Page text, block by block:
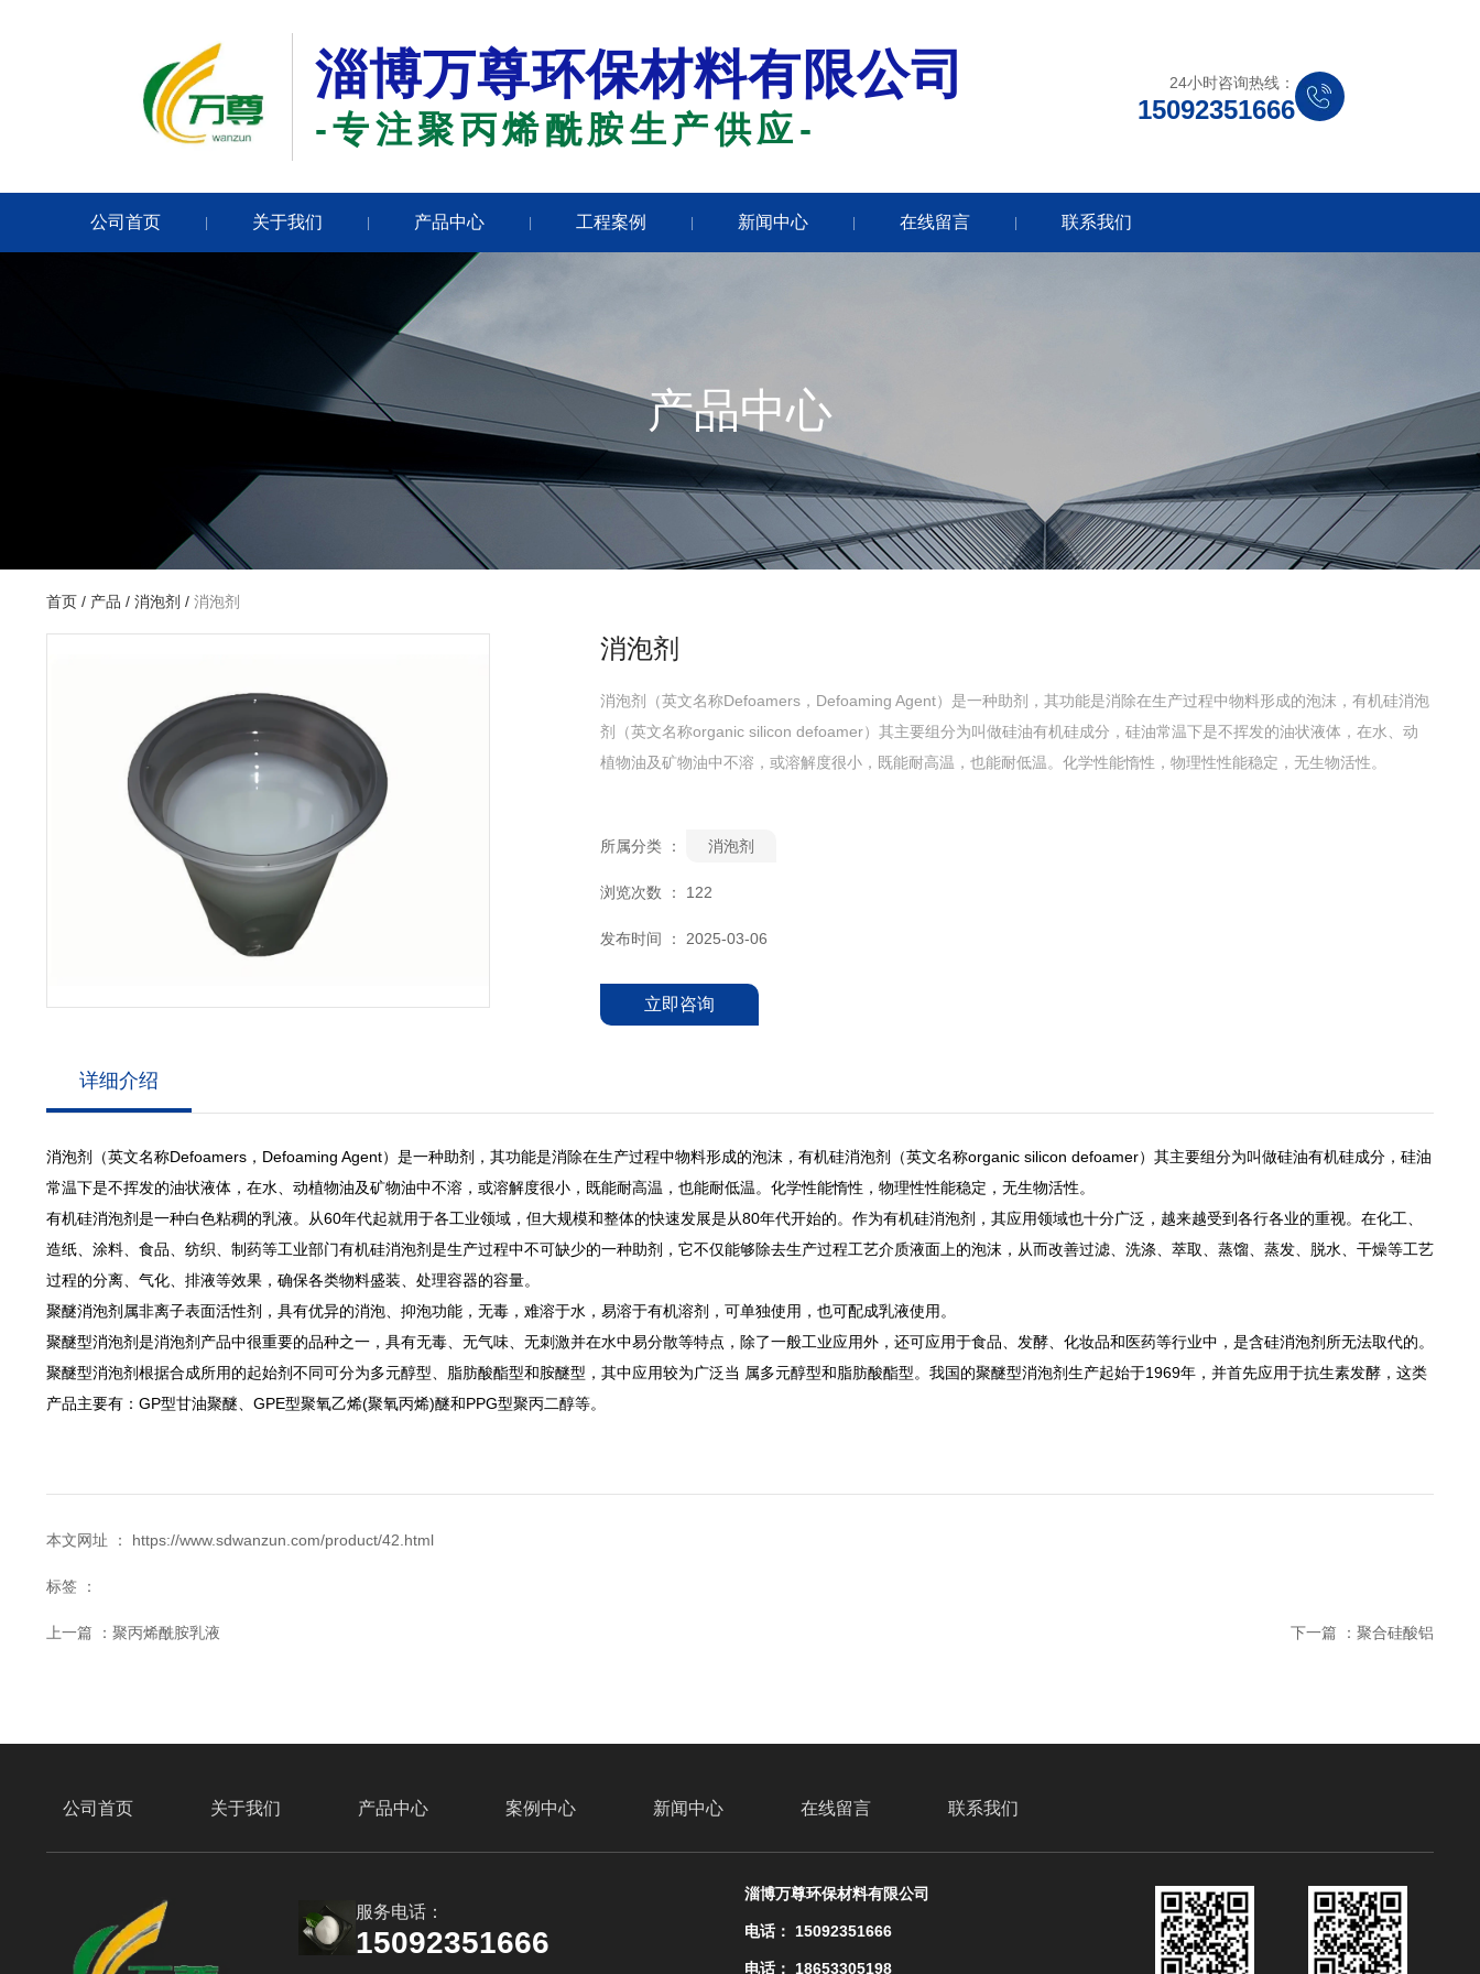
淄博万尊环保材料有限公司
-专注聚丙烯酰胺生产供应-
24小时咨询热线：
15092351666
公司首页 | 关于我们 | 产品中心 | 工程案例 | 新闻中心 | 在线留言 | 联系我们
产品中心
首页 / 产品 / 消泡剂 / 消泡剂
消泡剂
消泡剂（英文名称Defoamers，Defoaming Agent）是一种助剂，其功能是消除在生产过程中物料形成的泡沫，有机硅消泡
剂（英文名称organic silicon defoamer）其主要组分为叫做硅油有机硅成分，硅油常温下是不挥发的油状液体，在水、动
植物油及矿物油中不溶，或溶解度很小，既能耐高温，也能耐低温。化学性能惰性，物理性性能稳定，无生物活性。
所属分类 ： 消泡剂
浏览次数 ： 122
发布时间 ： 2025-03-06
立即咨询
详细介绍
消泡剂（英文名称Defoamers，Defoaming Agent）是一种助剂，其功能是消除在生产过程中物料形成的泡沫，有机硅消泡剂（英文名称organic silicon defoamer）其主要组分为叫做硅油有机硅成分，硅油
常温下是不挥发的油状液体，在水、动植物油及矿物油中不溶，或溶解度很小，既能耐高温，也能耐低温。化学性能惰性，物理性性能稳定，无生物活性。
有机硅消泡剂是一种白色粘稠的乳液。从60年代起就用于各工业领域，但大规模和整体的快速发展是从80年代开始的。作为有机硅消泡剂，其应用领域也十分广泛，越来越受到各行各业的重视。在化工、
造纸、涂料、食品、纺织、制药等工业部门有机硅消泡剂是生产过程中不可缺少的一种助剂，它不仅能够除去生产过程工艺介质液面上的泡沫，从而改善过滤、洗涤、萃取、蒸馏、蒸发、脱水、干燥等工艺
过程的分离、气化、排液等效果，确保各类物料盛装、处理容器的容量。
聚醚消泡剂属非离子表面活性剂 ，具有优异的消泡、抑泡功能，无毒，难溶于水，易溶于有机溶剂，可单独使用，也可配成乳液使用。
聚醚型消泡剂是消泡剂产品中很重要的品种之一，具有无毒、无气味、无刺激并在水中易分散等特点，除了一般工业应用外，还可应用于食品、发酵、化妆品和医药等行业中，是含硅消泡剂所无法取代的。
聚醚型消泡剂根据合成所用的起始剂不同可分为多元醇型、 脂肪酸酯型和胺醚型，其中应用较为广泛当 属多元醇型和脂肪酸酯型。我国的聚醚型消泡剂生产起始于1969年，并首先应用于抗生素发酵，这类
产品主要有：GP型甘油聚醚、GPE型聚氧乙烯(聚氧丙烯)醚和PPG型聚丙二醇等。
本文网址 ： https://www.sdwanzun.com/product/42.html
标签 ：
上一篇 ： 聚丙烯酰胺乳液 下一篇 ： 聚合硅酸铝
找不到任何内容
公司首页 关于我们 产品中心 案例中心 新闻中心 在线留言 联系我们
服务电话：
15092351666
淄博万尊环保材料有限公司
电话： 15092351666
电话： 18653305198